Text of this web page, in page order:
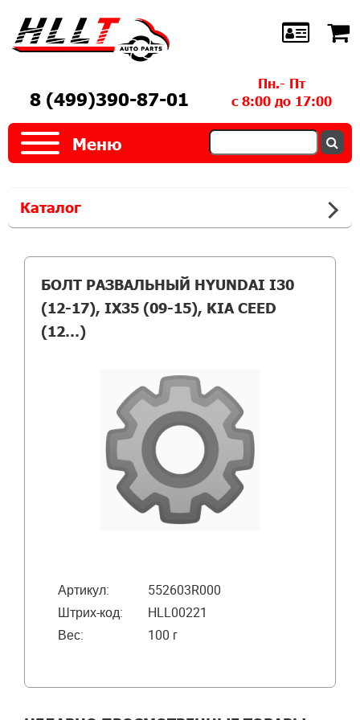
8 (499)390-87-01
Пн.- Пт
с 8:00 до 17:00
Меню
Каталог
БОЛТ РАЗВАЛЬНЫЙ HYUNDAI I30
(12-17), IX35 (09-15), KIA CEED
(12…)
Артикул:
552603R000
Штрих-код:
HLL00221
Вес:
100 г